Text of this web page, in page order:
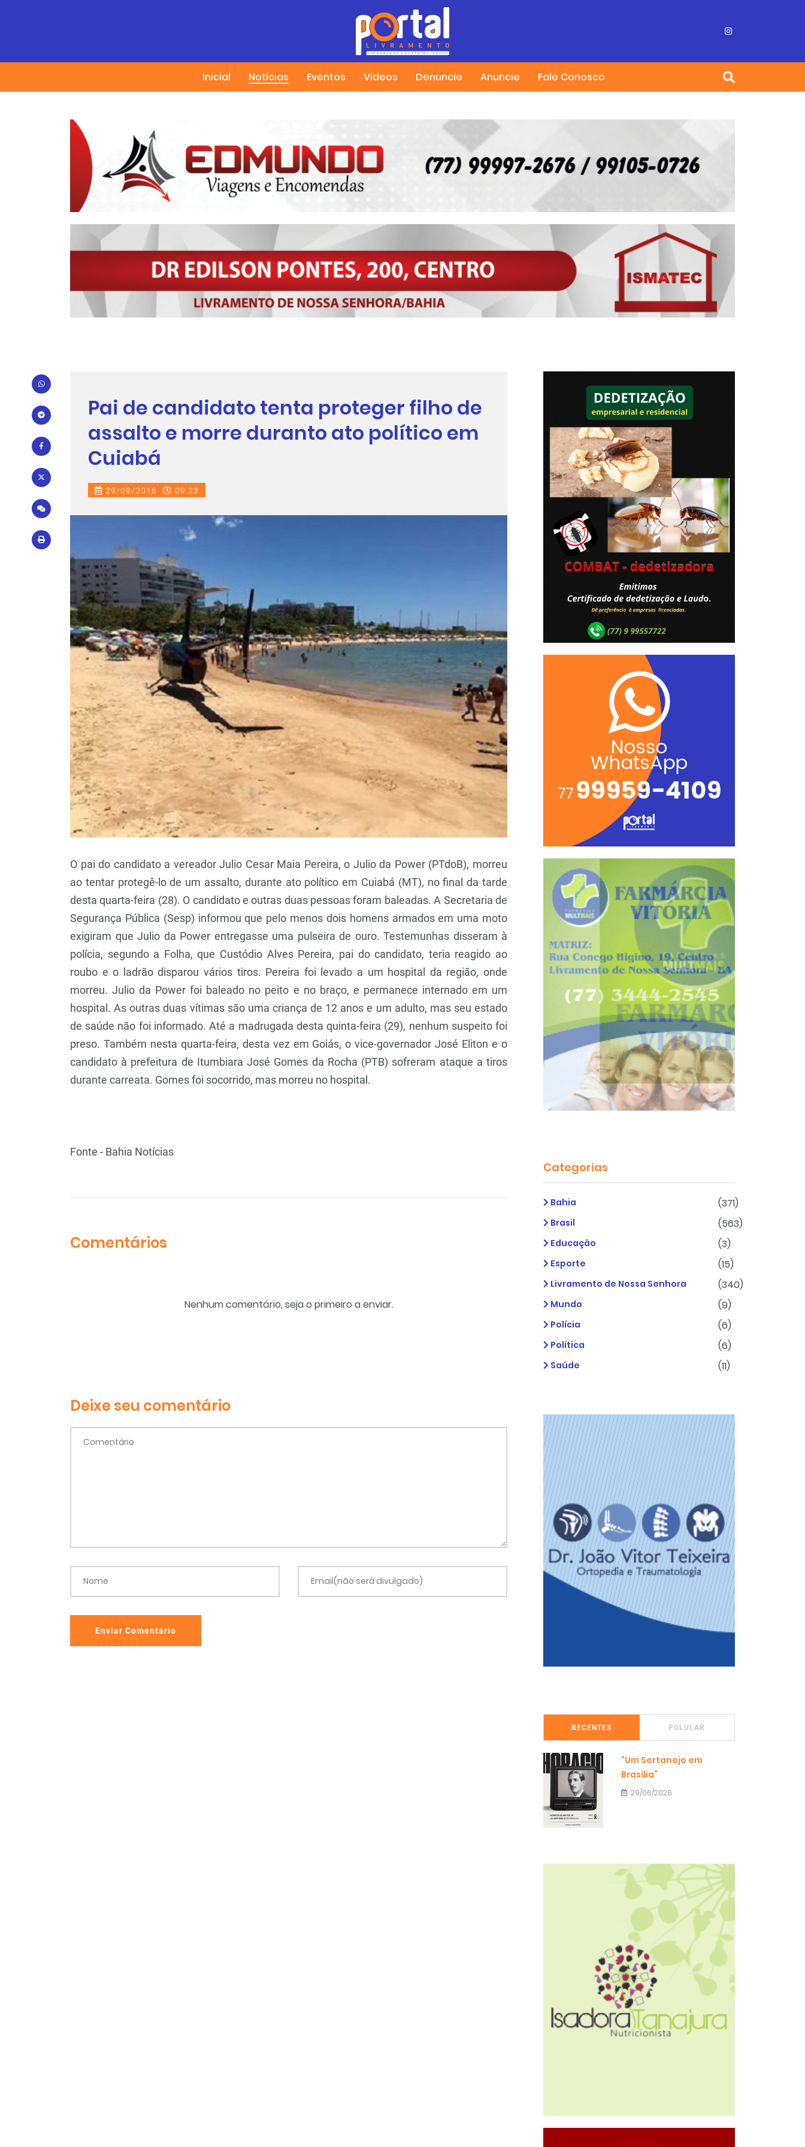
Inicial Notícias Eventos Vídeos Denuncie Anuncie Fale Conosco
Pai de candidato tenta proteger filho de
assalto e morre duranto ato político em
Cuiabá
29/09/2016 09:23
O pai do candidato a vereador Julio Cesar Maia Pereira, o Julio da Power (PTdoB), morreu
ao tentar protegê-lo de um assalto, durante ato político em Cuiabá (MT), no final da tarde
desta quarta-feira (28). O candidato e outras duas pessoas foram baleadas. A Secretaria de
Segurança Pública (Sesp) informou que pelo menos dois homens armados em uma moto
exigiram que Julio da Power entregasse uma pulseira de ouro. Testemunhas disseram à
polícia, segundo a Folha, que Custódio Alves Pereira, pai do candidato, teria reagido ao
roubo e o ladrão disparou vários tiros. Pereira foi levado a um hospital da região, onde
morreu. Julio da Power foi baleado no peito e no braço, e permanece internado em um
hospital. As outras duas vítimas são uma criança de 12 anos e um adulto, mas seu estado
de saúde não foi informado. Até a madrugada desta quinta-feira (29), nenhum suspeito foi
preso. Também nesta quarta-feira, desta vez em Goiás, o vice-governador José Eliton e o
candidato à prefeitura de Itumbiara José Gomes da Rocha (PTB) sofreram ataque a tiros
durante carreata. Gomes foi socorrido, mas morreu no hospital.
Fonte - Bahia Notícias
Comentários
Nenhum comentário, seja o primeiro a enviar.
Deixe seu comentário
Comentário
Nome Email(não será divulgado)
Enviar Comentário
Categorias
Bahia (371)
Brasil (563)
Educação (3)
Esporte (15)
Livramento de Nossa Senhora (340)
Mundo (9)
Polícia (6)
Política (6)
Saúde (11)
RECENTES POLULAR
“Um Sertanejo em
Brasília”
29/06/2026